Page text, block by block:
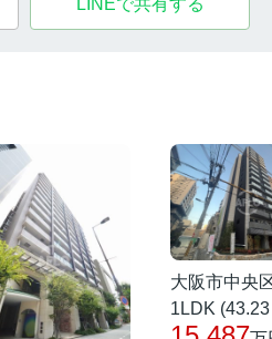
LINEで共有する
大阪市中央
1LDK